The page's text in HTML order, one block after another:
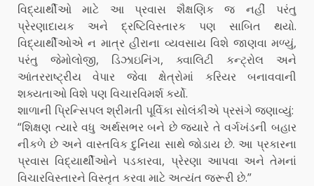
વિદ્યાર્થીઓ માટે આ પ્રવાસ શૈક્ષણિક જ નહીં પરંતુ
પ્રેરણાદાયક અને દ્રષ્ટિવિસ્તારક પણ સાબિત થયો.
વિદ્યાર્થીઓએ ન માત્ર હીરાના વ્યવસાય વિશે જાણવા મળ્યું,
પરંતુ જેમોલોજી, ડિઝાઇનિંગ, ક્વાલિટી કન્ટ્રોલ અને
આંતરરાષ્ટ્રીય વેપાર જેવા ક્ષેત્રોમાં કરિયર બનાવવાની
શક્યતાઓ વિશે પણ વિચારવિમર્શ કર્યો.
શાળાની પ્રિન્સિપલ શ્રીમતી પૂર્વિકા સોલંકીએ પ્રસંગે જણાવ્યું:
“શિક્ષણ ત્યારે વધુ અર્થસભર બને છે જ્યારે તે વર્ગખંડની બહાર
નીકળે છે અને વાસ્તવિક દુનિયા સાથે જોડાય છે. આ પ્રકારના
પ્રવાસ વિદ્યાર્થીઓને પડકારવા, પ્રેરણા આપવા અને તેમનાં
વિચારવિસ્તારને વિસ્તૃત કરવા માટે અત્યંત જરૂરી છે.”